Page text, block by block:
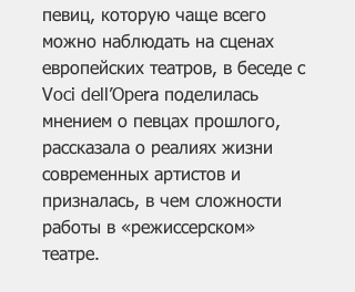
певиц, которую чаще всего
можно наблюдать на сценах
европейских театров, в беседе с
Voci dell’Opera поделилась
мнением о певцах прошлого,
рассказала о реалиях жизни
современных артистов и
призналась, в чем сложности
работы в «режиссерском»
театре.